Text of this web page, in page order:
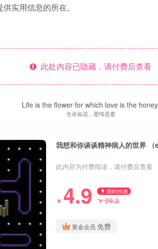
实用信息的所在。
此处内容已隐藏，请付费后查看
Life is the flower for which love is the
生命如花，爱情是蜜
我想和你谈谈精神病人的世界
此内容为付费阅读，请付费后查看
￥ 4.9 限时特惠
￥29.9
黄金会员 免费